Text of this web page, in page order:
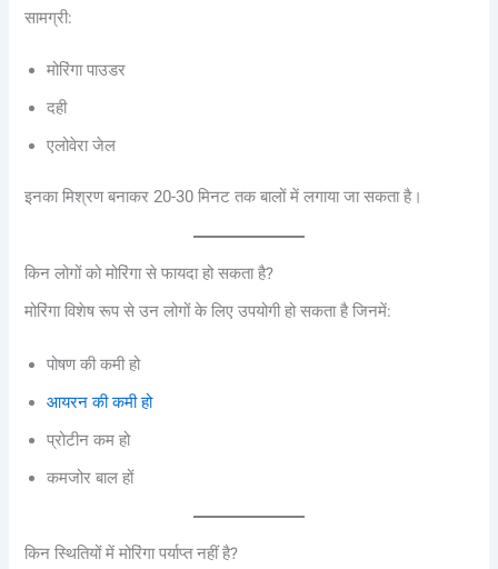
सामग्री:
मोरिंगा पाउडर
दही
एलोवेरा जेल
इनका मिश्रण बनाकर 20-30 मिनट तक बालों में लगाया जा सकता है।
किन लोगों को मोरिंगा से फायदा हो सकता है?
मोरिंगा विशेष रूप से उन लोगों के लिए उपयोगी हो सकता है जिनमें:
पोषण की कमी हो
आयरन की कमी हो
प्रोटीन कम हो
कमजोर बाल हों
किन स्थितियों में मोरिंगा पर्याप्त नहीं है?